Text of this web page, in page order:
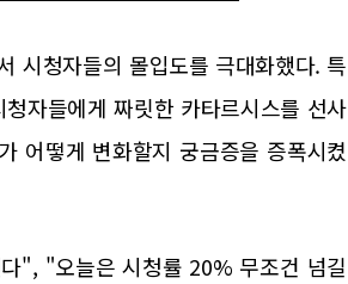
시청자들의 몰입도를 극대화했다. 특
자들에게 짜릿한 카타르시스를 선사
어떻게 변화할지 궁금증을 증폭시켰
", "오늘은 시청률 20% 무조건 넘길